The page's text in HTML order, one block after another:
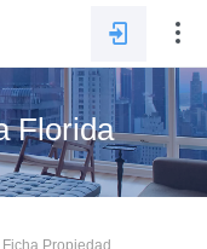
Florida